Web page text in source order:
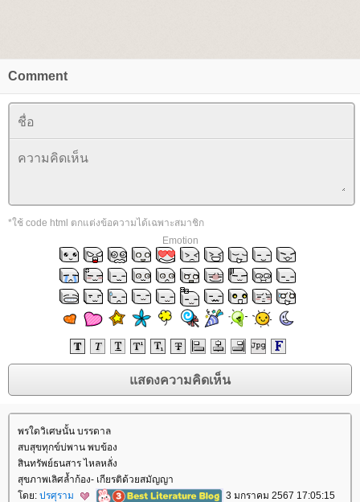
Comment
*ใช้ code html ตกแต่งข้อความได้เฉพาะสมาชิก
Emotion
พรใดวิเศษนั้น​ บ​ร​ร​ดาล
สบสุขทุกข์​บ่พาน​ พบข้อง
สินทรัพย์​ธนสาร​ ไหลหลั่ง
สุขภาพ​เลิศ​ล้ำก้อง- เกียรติ​ด้วย​สมัญญา​
ดย: ปรศุราม
3 มกราคม 2567 17:05:15